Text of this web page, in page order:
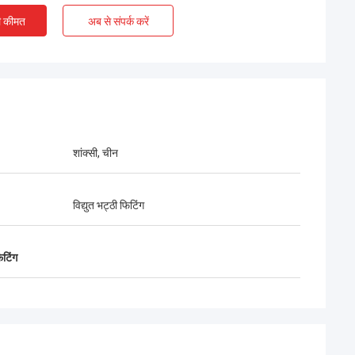
चेंगदा इंजीनियरों के
और पाकिस्तान के
कीमत अब से संपर्क करें
शांक्सी, चीन
विद्युत भट्ठी फिटिंग